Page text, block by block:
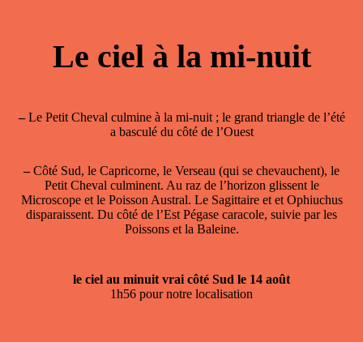
Le ciel à la mi-nuit
–Le Petit Cheval culmine à la mi-nuit ; le grand triangle de l’été
a basculé du côté de l’Ouest
–Côté Sud, le Capricorne, le Verseau (qui se chevauchent), le
Petit Cheval culminent. Au raz de l’horizon glissent le
Microscope et le Poisson Austral. Le Sagittaire et et Ophiuchus
disparaissent. Du côté de l’Est Pégase caracole, suivie par les
Poissons et la Baleine.
le ciel au minuit vrai côté Sud le 14 août
1h56 pour notre localisation